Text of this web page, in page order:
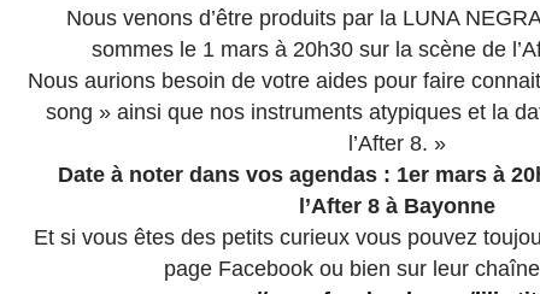
Nous venons d’être produits par la LUNA
sommes le 1 mars à 20h30 sur la scène de
Nous aurions besoin de votre aides pour faire
song » ainsi que nos instruments atypiques et la
l’After 8. »
Date à noter dans vos agendas : 1er mars à
l’After 8 à Bayonne
Et si vous êtes des petits curieux vous pouvez
page Facebook ou bien sur leur